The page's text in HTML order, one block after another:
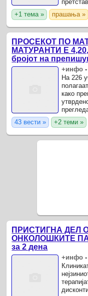
+1 тема » прашања »
ПРОСЕКОТ ПО
МАТУРАНТИ Е
бројот на
+инфо -
На 226
како
јазик е
43 вести » +2 теми »
ПРИСТИГНА ДЕЛ
ОНКОЛОШКИТЕ
за 2 дена
+инфо -